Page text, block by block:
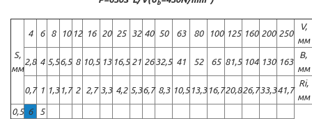
b
S,
мм
4 6 8 10 12 16 20 25 32 40 50 63 80 100 125 160 200 250
V,
мм
2,8 4 5,56,5 8 10,5 13 16,5 21 26 32,5 41 52 65 81,5 104 130 163
B,
мм
0,7 1 1,3 1,7 2 2,7 3,3 4,2 5,36,7 8,3 10,5 13,3 16,720,826,733,341,7
Ri,
мм
0,5 6 5